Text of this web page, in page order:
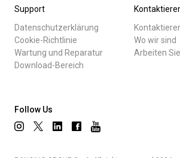
Support
Datenschutzerklärung
Cookie-Richtlinie
Wartung und Reparatur
Download-Bereich
Wo wir sind
Arbeiten
Follow Us